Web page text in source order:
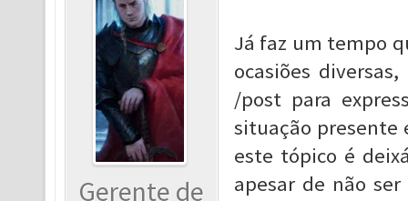
Gerente de
Já faz um tempo
ocasiões
/post para
situação presente
este tópico é
apesar de não